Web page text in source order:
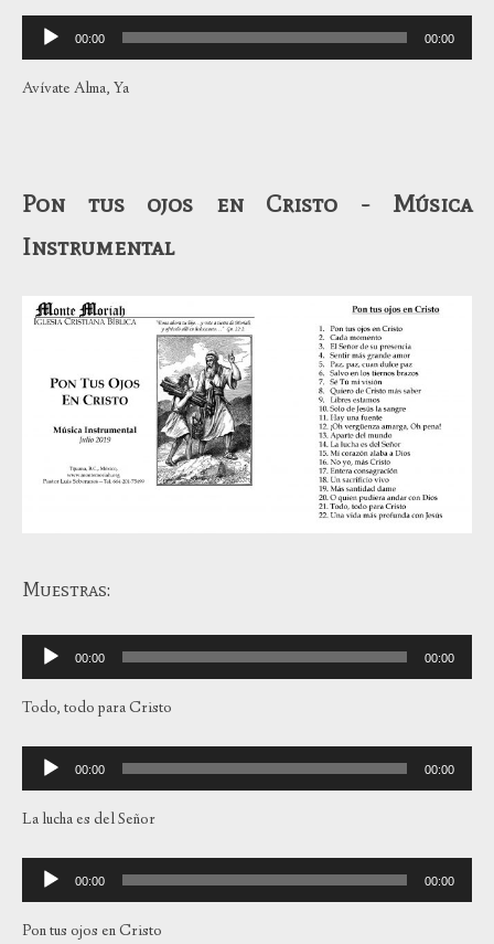
Reproductor
de
audio
00:00 00:00
Avívate Alma, Ya
Pon tus ojos en Cristo - Música
Instrumental
Muestras:
Reproductor
de
audio
00:00 00:00
Todo, todo para Cristo
Reproductor
de
audio
00:00 00:00
La lucha es del Señor
Reproductor
de
audio
00:00 00:00
Pon tus ojos en Cristo